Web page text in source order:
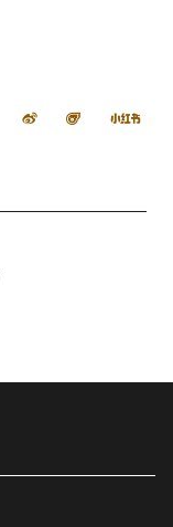
微信 微博 飞猪 小